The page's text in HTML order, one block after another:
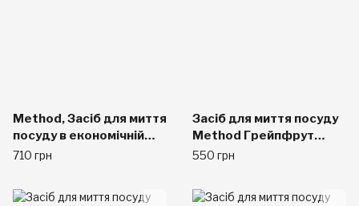
Method, Засіб для миття
посуду в економічній
упаковці, Клементин,
710 грн
Засіб для миття посуду
Method Грейпфрут
532мл.
550 грн